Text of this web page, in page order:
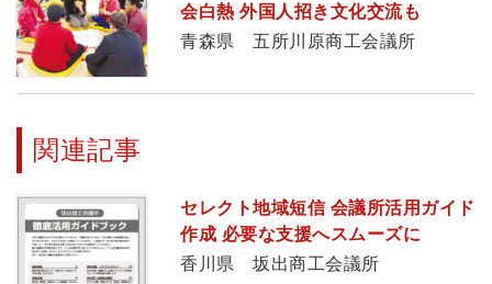
会白熱 外国人招き文化交流も
青森県 五所川原商工会議所
関連記事
セレクト地域短信 会議所活用ガイド
作成 必要な支援へスムーズに
香川県 坂出商工会議所